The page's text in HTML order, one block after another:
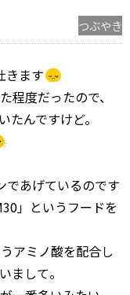
つぶやき
きます
程度だったので、
んですけど。
であげているのです
」というフードを
アミノ酸を配合し
まして。